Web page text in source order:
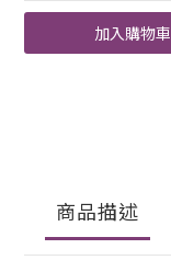
加入購物車
商品描述